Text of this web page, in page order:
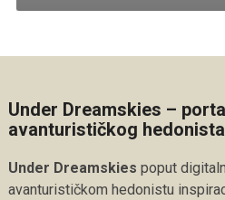
Under Dreamskies –
avanturističkog hedonista
Under Dreamskies poput
avanturističkom hedonistu